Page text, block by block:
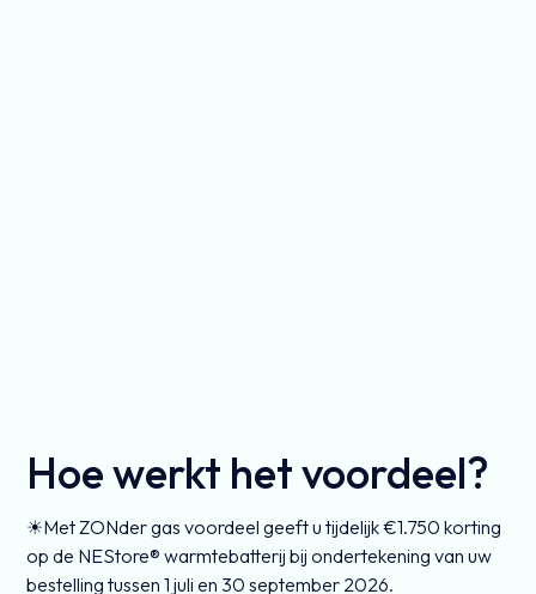
Hoe werkt het voordeel?
☀Met ZONder gas voordeel geeft u tijdelijk €1.750 korting
op de NEStore® warmtebatterij bij ondertekening van uw
bestelling tussen 1 juli en 30 september 2026.